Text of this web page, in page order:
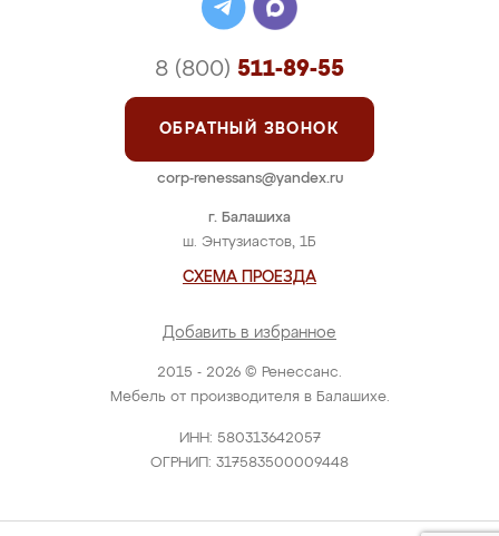
2015 - 2026 © Ренессанс.
Мебель от производителя в Балашихе.
ИНН: 580313642057
ОГРНИП: 317583500009448
г. Балашиха
ш. Энтузиастов, 1Б
СХЕМА ПРОЕЗДА
Добавить в избранное
8 (800) 511-89-55
ОБРАТНЫЙ ЗВОНОК
corp-renessans@yandex.ru